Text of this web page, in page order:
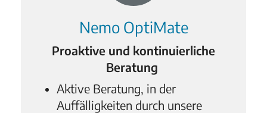
Nemo OptiMate
Proaktive und kontinuierliche
Beratung
Aktive Beratung, in der
Auffälligkeiten durch unsere